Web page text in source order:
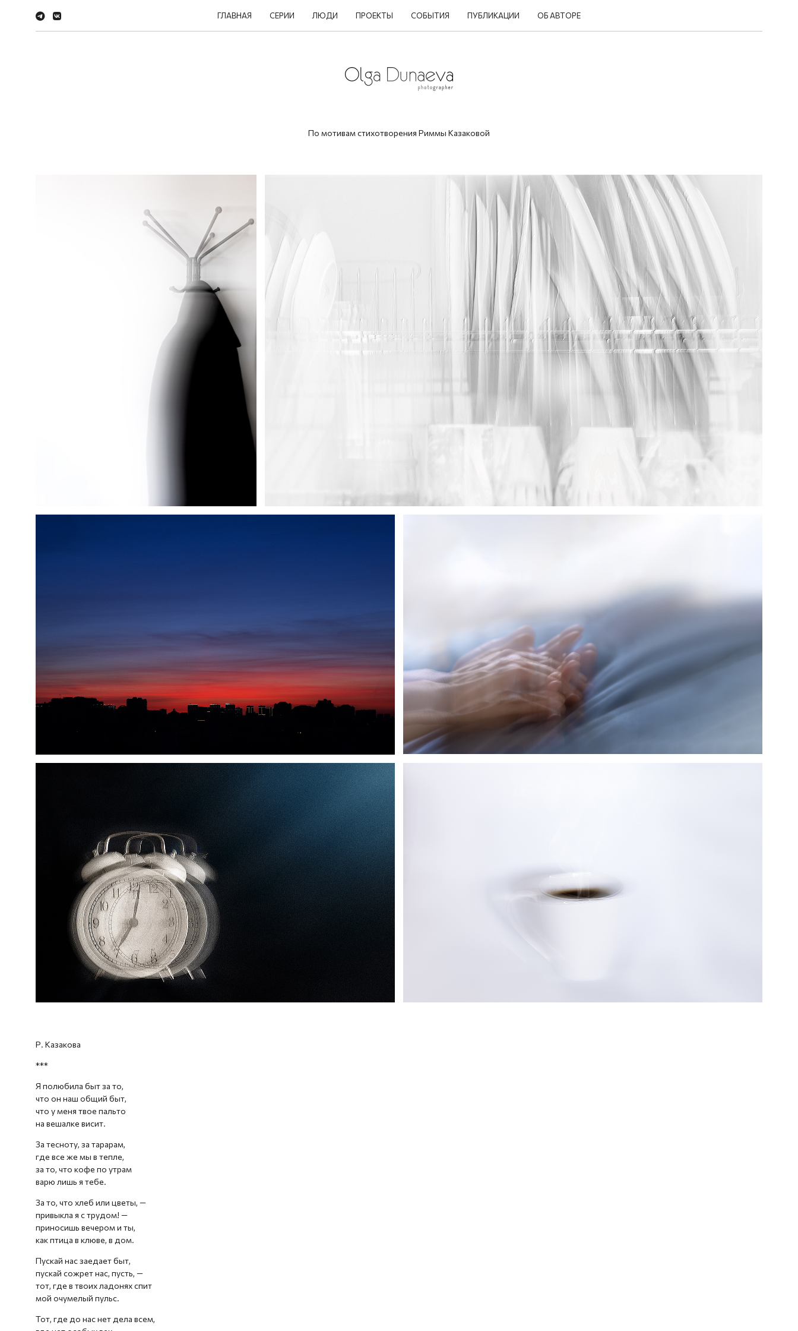
ГЛАВНАЯ СЕРИИ ЛЮДИ ПРОЕКТЫ СОБЫТИЯ ПУБЛИКАЦИИ ОБ АВТОРЕ
По мотивам стихотворения Риммы Казаковой
Р. Казакова
***
Я полюбила быт за то,
что он наш общий быт,
что у меня твое пальто
на вешалке висит.
За тесноту, за тарарам,
где все же мы в тепле,
за то, что кофе по утрам
варю лишь я тебе.
За то, что хлеб или цветы, —
привыкла я с трудом! —
приносишь вечером и ты,
как птица в клюве, в дом.
Пускай нас заедает быт,
пускай сожрет нас, пусть, —
тот, где в твоих ладонях спит
мой очумелый пульс.
Тот, где до нас нет дела всем,